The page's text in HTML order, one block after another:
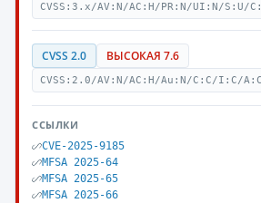
CVSS:3.x/AV:N/AC:H/PR:N/UI:N/S:U/
CVSS 2.0 ВЫСОКАЯ 7.6
CVSS:2.0/AV:N/AC:H/Au:N/C:C/I:C/A:C
ССЫЛКИ
CVE-2025-9185
MFSA 2025-64
MFSA 2025-65
MFSA 2025-66